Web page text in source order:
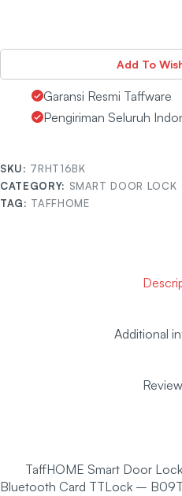
Add To
Garansi Resmi Taffware
Pengiriman Seluruh
SKU: 7RHT16BK
CATEGORY: SMART DOOR LOCK
TAG: TAFFHOME
Additional
TaffHOME Smart Door
Bluetooth Card TTLock –